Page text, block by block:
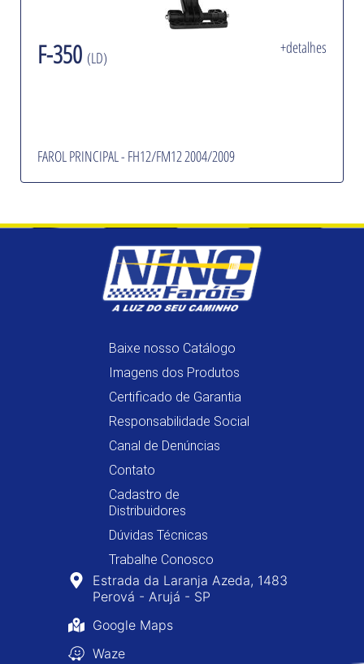
F-350 (LD)
+detalhes
FAROL PRINCIPAL - FH12/FM12 2004/2009
Baixe nosso Catálogo
Imagens dos Produtos
Certificado de Garantia
Responsabilidade Social
Canal de Denúncias
Contato
Cadastro de
Distribuidores
Dúvidas Técnicas
Trabalhe Conosco
Estrada da Laranja Azeda, 1483
Perová - Arujá - SP
Google Maps
Waze